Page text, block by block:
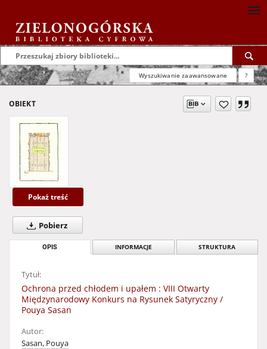
Wyszukiwanie zaawansowane ?
OBIEKT
Pokaż treść
Pobierz
OPIS INFORMACJE STRUKTURA
Tytuł:
Ochrona przed chłodem i upałem : VIII Otwarty
Międzynarodowy Konkurs na Rysunek Satyryczny /
Pouya Sasan
Autor:
Sasan, Pouya